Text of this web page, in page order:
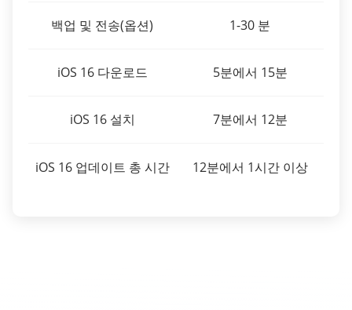
백업 및 전송(옵션) 1-30 분
iOS 16 다운로드 5분에서 15분
iOS 16 설치 7분에서 12분
iOS 16 업데이트 총 시간 12분에서 1시간 이상